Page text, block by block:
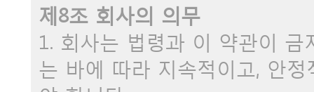
제8조 회사의 의무
1. 회사는 법령과 이 약관이
는 바에 따라 지속적이고, 안